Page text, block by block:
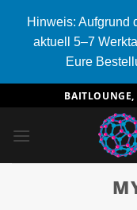
Hinweis: Aufgrund
aktuell 5–7
Eure
Inhalt
springen
BAITLOUNGE,